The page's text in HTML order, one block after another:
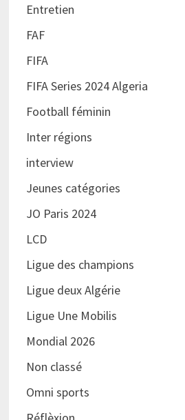
Entretien
FAF
FIFA
FIFA Series 2024 Algeria
Football féminin
Inter régions
interview
Jeunes catégories
JO Paris 2024
LCD
Ligue des champions
Ligue deux Algérie
Ligue Une Mobilis
Mondial 2026
Non classé
Omni sports